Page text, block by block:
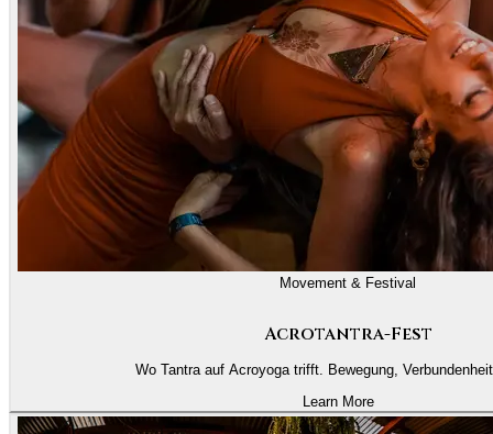
Movement & Festival
Acrotantra-Fest
Wo Tantra auf Acroyoga trifft. Bewegung,
Learn More